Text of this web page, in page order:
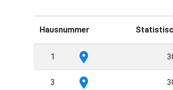
Hausnummer
1
3